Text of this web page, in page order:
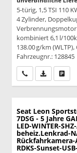
5-türig, 1,5 TSI 110
4 Zylinder,
Verbrennungsmotor
kombiniert 6,1 l/
138.00 g/km
Fahrzeugnr.: 128845
Wir rufen Sie an
PDF-
Seat Leon
7DSG - 5 Jahre
LED-WINTER-
beheiz.Lenkrad-
RDKS-Sunset-